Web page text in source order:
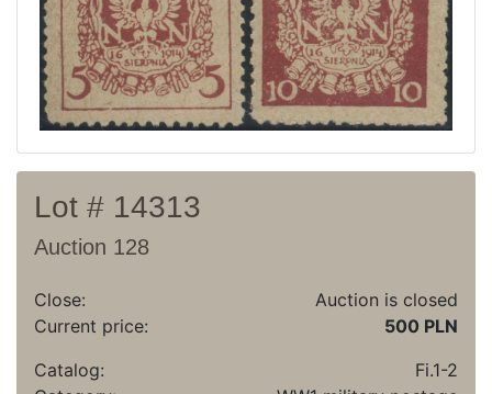
Regulation
Contact
Lot # 14313
Auction 128
Close:
Auction is closed
Current price:
500 PLN
Catalog:
Fi.1-2